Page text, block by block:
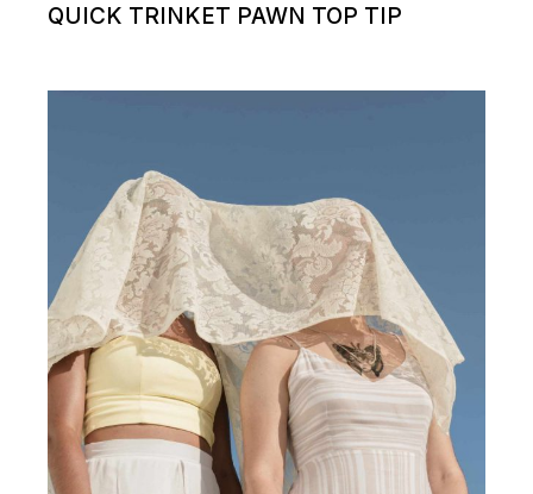
QUICK TRINKET PAWN TOP TIP